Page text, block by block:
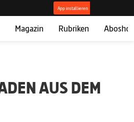
Magazin Rubriken
AUS DEM